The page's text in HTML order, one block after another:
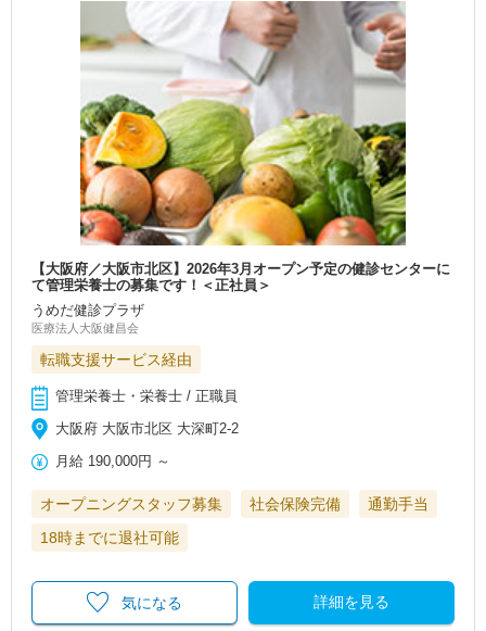
【大阪府／大阪市北区】2026年3月オープン予定の健診センターに
て管理栄養士の募集です！＜正社員＞
うめだ健診プラザ
医療法人大阪健昌会
転職支援サービス経由
管理栄養士・栄養士 / 正職員
大阪府 大阪市北区 大深町2-2
月給 190,000円 ～
オープニングスタッフ募集 社会保険完備
通勤手当
18時までに退社可能
詳細を見る
気になる